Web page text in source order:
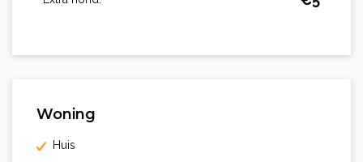
Woning
Huis